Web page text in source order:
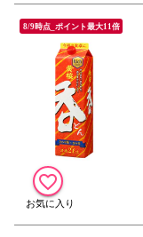
8/9時点_ポイント最大11倍